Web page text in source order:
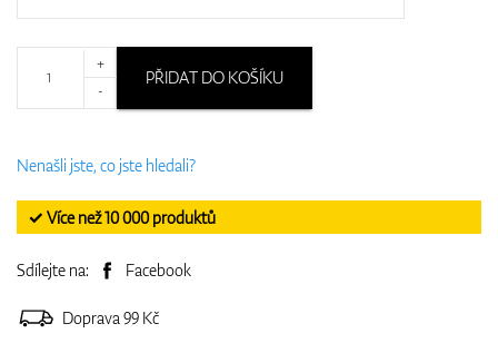
+
-
PŘIDAT DO KOŠÍKU
Nenašli jste, co jste hledali?
✓ Více než 10 000 produktů
Sdílejte na: Facebook
Doprava 99 Kč